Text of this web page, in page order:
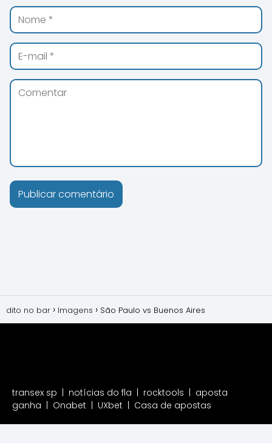
dito no bar Imagens São Paulo vs Buenos Aires
transex sp notícias do fla rocktools
aposta
ganha
Onabet UXbet Casa de apostas